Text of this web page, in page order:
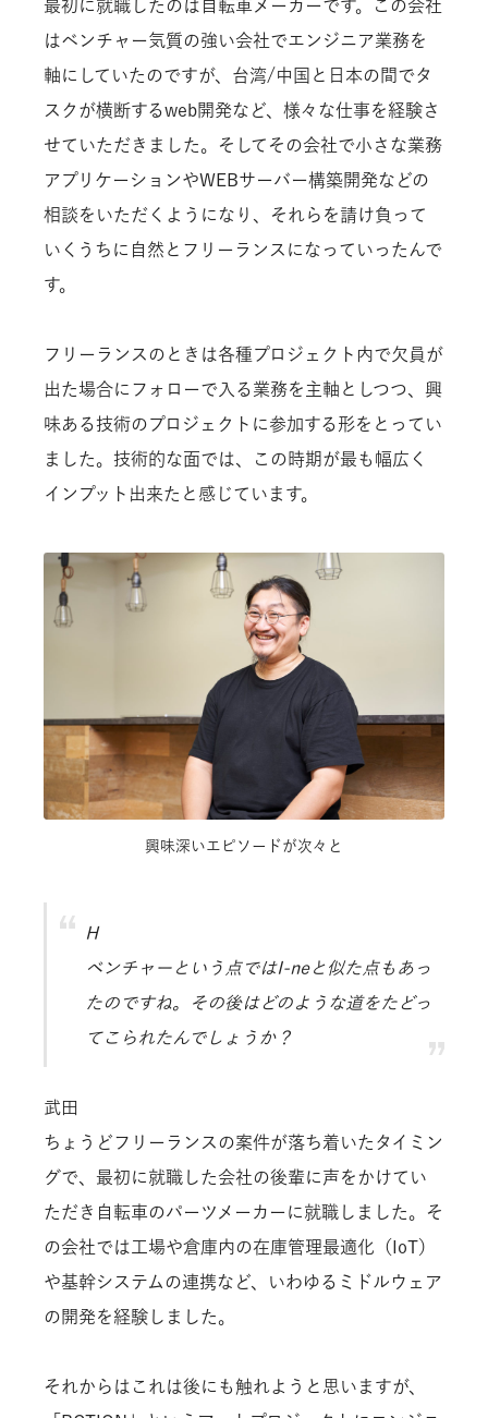
最初に就職したのは自転車メーカーです。この会社
はベンチャー気質の強い会社でエンジニア業務を
軸にしていたのですが、台湾/中国と日本の間でタ
スクが横断するweb開発など、様々な仕事を経験さ
せていただきました。そしてその会社で小さな業務
アプリケーションやWEBサーバー構築開発などの
相談をいただくようになり、それらを請け負って
いくうちに自然とフリーランスになっていったんで
す。
フリーランスのときは各種プロジェクト内で欠員が
出た場合にフォローで入る業務を主軸としつつ、興
味ある技術のプロジェクトに参加する形をとってい
ました。技術的な面では、この時期が最も幅広く
インプット出来たと感じています。
興味深いエピソードが次々と
H
ベンチャーという点ではI-neと似た点もあっ
たのですね。その後はどのような道をたどっ
てこられたんでしょうか？
武田
ちょうどフリーランスの案件が落ち着いたタイミン
グで、最初に就職した会社の後輩に声をかけてい
ただき自転車のパーツメーカーに就職しました。そ
の会社では工場や倉庫内の在庫管理最適化（IoT）
や基幹システムの連携など、いわゆるミドルウェア
の開発を経験しました。
それからはこれは後にも触れようと思いますが、